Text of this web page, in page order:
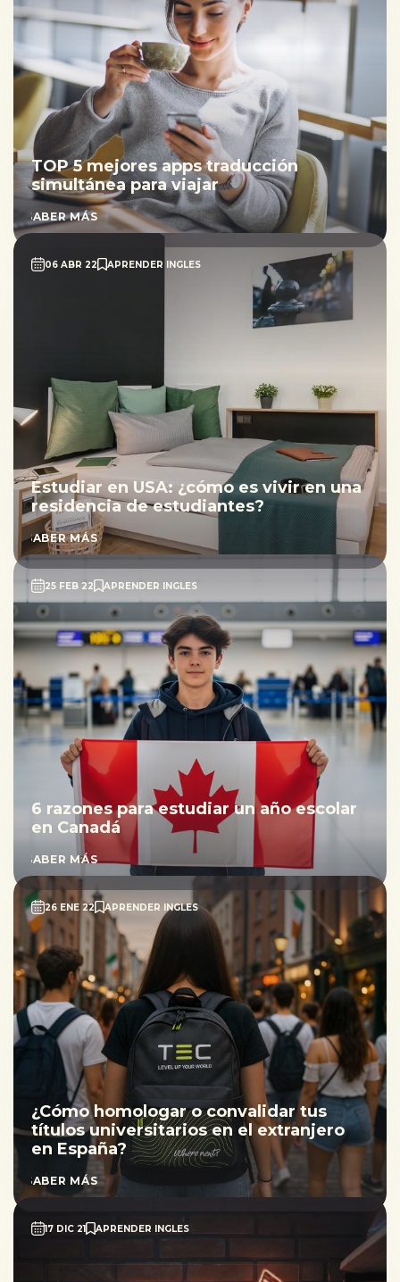
TOP 5 mejores apps traducción
simultánea para viajar
SABER MÁS
06 ABR 22 APRENDER INGLES
Estudiar en USA: ¿cómo es vivir en una
residencia de estudiantes?
SABER MÁS
25 FEB 22 APRENDER INGLES
6 razones para estudiar un año escolar
en Canadá
SABER MÁS
26 ENE 22 APRENDER INGLES
¿Cómo homologar o convalidar tus
títulos universitarios en el extranjero
en España?
SABER MÁS
17 DIC 21 APRENDER INGLES